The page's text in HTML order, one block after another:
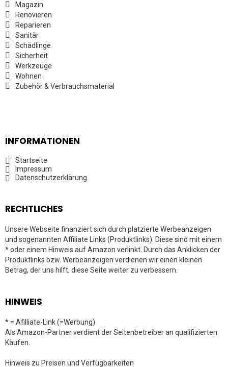
Magazin
Renovieren
Reparieren
Sanitär
Schädlinge
Sicherheit
Werkzeuge
Wohnen
Zubehör & Verbrauchsmaterial
INFORMATIONEN
Startseite
Impressum
Datenschutzerklärung
RECHTLICHES
Unsere Webseite finanziert sich durch platzierte Werbeanzeigen
und sogenannten Affiliate Links (Produktlinks). Diese sind mit einem
* oder einem Hinweis auf Amazon verlinkt. Durch das Anklicken der
Produktlinks bzw. Werbeanzeigen verdienen wir einen kleinen
Betrag, der uns hilft, diese Seite weiter zu verbessern.
HINWEIS
* = Afilliate-Link (=Werbung)
Als Amazon-Partner verdient der Seitenbetreiber an qualifizierten
Käufen.
Hinweis zu Preisen und Verfügbarkeiten